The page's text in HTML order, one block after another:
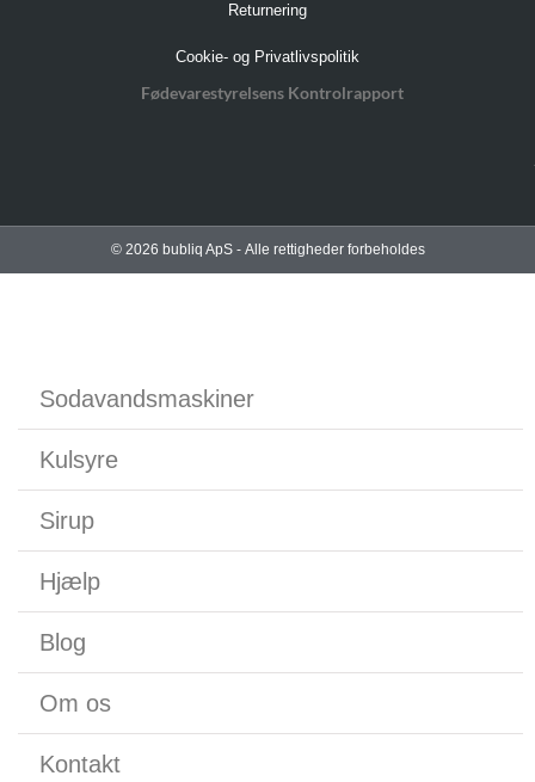
Returnering
Cookie- og Privatlivspolitik
Fødevarestyrelsens Kontrolrapport
©2026 bubliq ApS - Alle rettigheder forbeholdes
Sodavandsmaskiner
Kulsyre
Sirup
Hjælp
Blog
Om os
Kontakt